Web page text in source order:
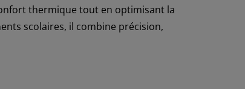
thermique tout en optimisant la
scolaires, il combine précision,